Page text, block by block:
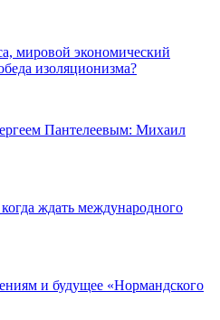
мировой экономический
изоляционизма?
Пантелеевым: Михаил
ждать международного
и будущее «Нормандского